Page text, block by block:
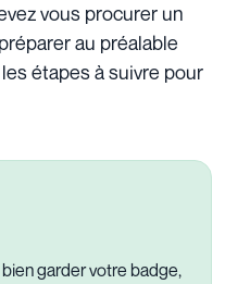
vous procurer un
au préalable
étapes à suivre pour
bien garder votre badge,